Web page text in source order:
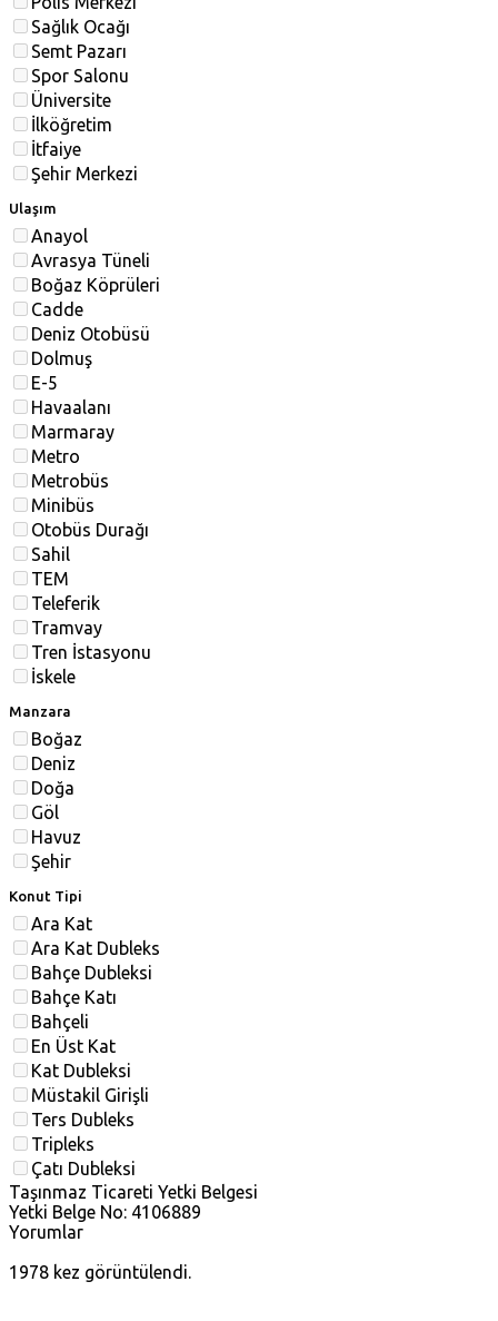
Sağlık Ocağı
Semt Pazarı
Spor Salonu
Üniversite
İlköğretim
İtfaiye
Şehir Merkezi
Ulaşım
Anayol
Avrasya Tüneli
Boğaz Köprüleri
Cadde
Deniz Otobüsü
Dolmuş
E-5
Havaalanı
Marmaray
Metro
Metrobüs
Minibüs
Otobüs Durağı
Sahil
TEM
Teleferik
Tramvay
Tren İstasyonu
İskele
Manzara
Boğaz
Deniz
Doğa
Göl
Havuz
Şehir
Konut Tipi
Ara Kat
Ara Kat Dubleks
Bahçe Dubleksi
Bahçe Katı
Bahçeli
En Üst Kat
Kat Dubleksi
Müstakil Girişli
Ters Dubleks
Tripleks
Çatı Dubleksi
Taşınmaz Ticareti Yetki Belgesi
Yetki Belge No: 4106889
Yorumlar
1978 kez görüntülendi.